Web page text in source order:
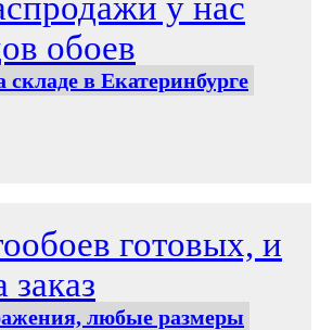
обоев
складе в Екатеринбурге
готовых, и
заказ
любые размеры